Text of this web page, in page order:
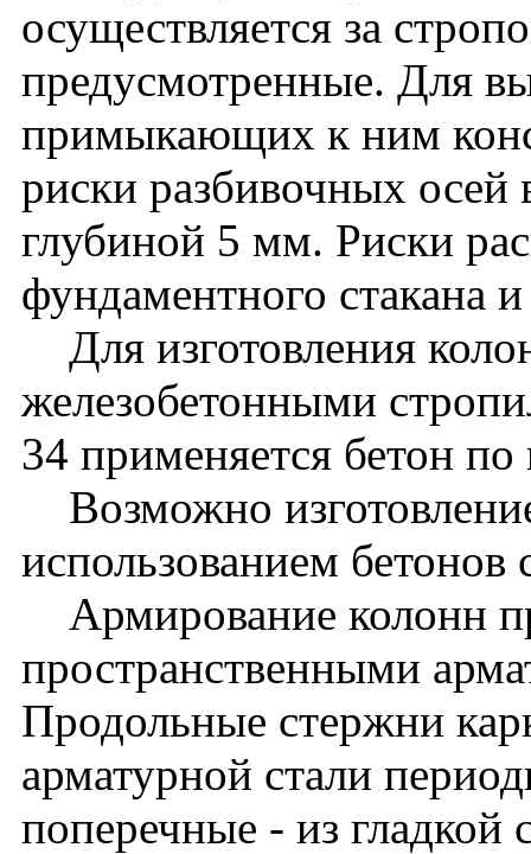
осуществляется за
предусмотренные. Для
примыкающих к ним
риски разбивочных осей
глубиной 5 мм. Риски
фундаментного стакана
Для изготовления
железобетонными
34 применяется бетон
Возможно
использованием
Армирование колонн
пространственными
Продольные стержни
арматурной стали
поперечные - из